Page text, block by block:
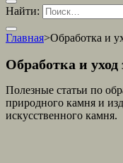
Найти:
Главная>Обработка и
Обработка и
Полезные статьи по
природного камня и
искусственного камня.